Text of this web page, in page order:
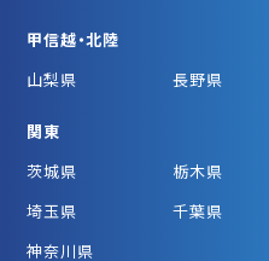
甲信越・北陸
山梨県
長野県
関東
茨城県
栃木県
埼玉県
千葉県
神奈川県